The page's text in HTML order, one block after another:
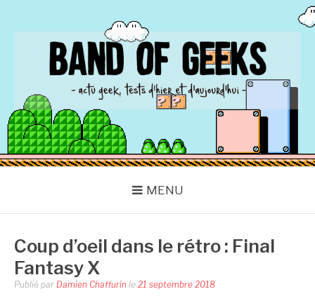
BAND OF GEEKS
Actu Geek d'hier et d'aujourd'hui
MENU
Coup d’oeil dans le rétro : Final
Fantasy X
Publié par Damien Chaffurin le 21 septembre 2018